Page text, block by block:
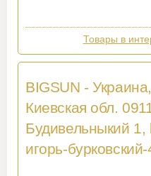
Товары в
BIGSUN -
Киевская обл.
Будивельныкий
игорь-